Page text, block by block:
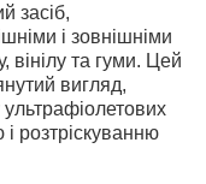
засіб,
і зовнішніми
вінілу та гуми. Цей
вигляд,
розтріскуванню